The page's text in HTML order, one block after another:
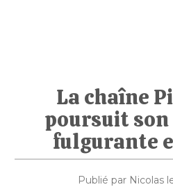
La chaîne
poursuit
fulgurante
Publié par Nicolas